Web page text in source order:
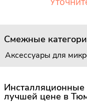
Смежные
Аксессуары для
лучшей цене в